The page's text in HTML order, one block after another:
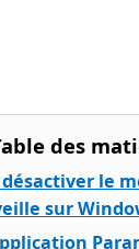
des
le
sur